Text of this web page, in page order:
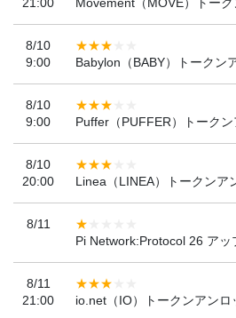
8/10
9:00
Babylon（BABY）トークン
8/10
9:00
Puffer（PUFFER）トークン
8/10
20:00
Linea（LINEA）トークンア
8/11
Pi Network:Protocol 26 アッ
8/11
21:00
io.net（IO）トークンアンロ